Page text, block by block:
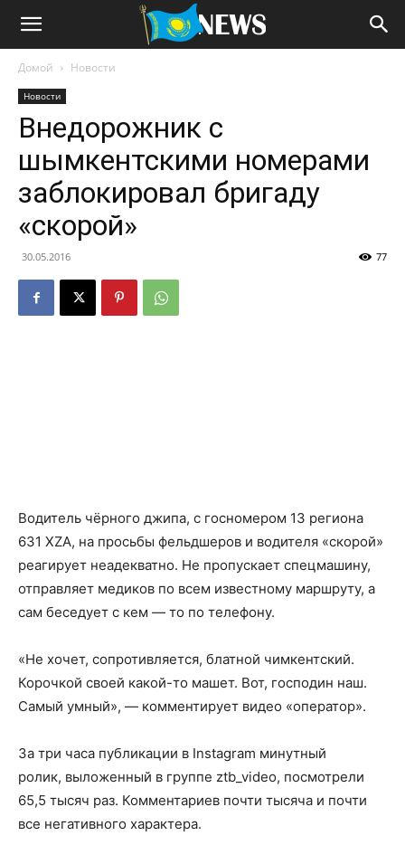
Домой Новости
Новости
Внедорожник с
шымкентскими номерами
заблокировал бригаду
«скорой»
30.05.2016 77
Водитель чёрного джипа, с госномером 13 региона
631 XZA, на просьбы фельдшеров и водителя «скорой»
реагирует неадекватно. Не пропускает спецмашину,
отправляет медиков по всем известному маршруту, а
сам беседует с кем — то по телефону.
«Не хочет, сопротивляется, блатной чимкентский.
Корочкой своей какой-то машет. Вот, господин наш.
Самый умный», — комментирует видео «оператор».
За три часа публикации в Instagram минутный
ролик, выложенный в группе ztb_video, посмотрели
65,5 тысяч раз. Комментариев почти тысяча и почти
все негативного характера.